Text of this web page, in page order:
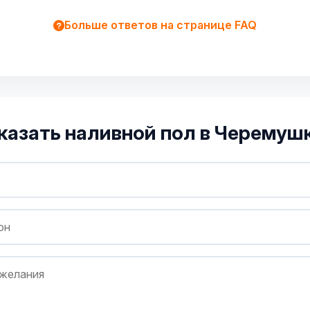
Больше ответов на странице FAQ
наливной пол в